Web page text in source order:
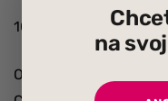
100% natural / 70 %
Oryza Sativa (Rice)
na